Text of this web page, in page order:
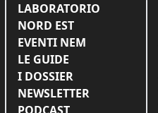
LABORATORIO
NORD EST
EVENTI NEM
LE GUIDE
I DOSSIER
NEWSLETTER